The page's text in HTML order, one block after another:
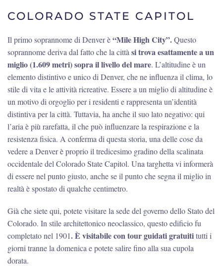
COLORADO STATE CAPITOL
Il primo soprannome di Denver è“Mile High City”.Questo
soprannome deriva dal fatto che la città si trova esattamente a un
miglio (1.609 metri) sopra il livello del mare. L’altitudine è un
elemento distintivo e unico di Denver, che ne influenza il clima, lo
stile di vita e le attività ricreative. Essere a un miglio di altitudine è
un motivo di orgoglio per i residenti e rappresenta un’identità
distintiva per la città. Tuttavia, ha anche il suo lato negativo: qui
l’aria è più rarefatta, il che può influenzare la respirazione e la
resistenza fisica. A conferma di questa storia, una delle cose da
vedere a Denver è proprio il tredicesimo gradino della scalinata
occidentale del Colorado State Capitol. Una targhetta vi informerà
di essere nel punto giusto, anche se il punto che segna il miglio in
realtà è spostato di qualche centimetro.
Già che siete qui, potete visitare la sede del governo dello Stato del
Colorado. In stile architettonico neoclassico, questo edificio fu
completato nel 1901. È visitabile con tour guidati gratuititutti i
giorni tranne la domenica e potete salire fino alla sua cupola
dorata.